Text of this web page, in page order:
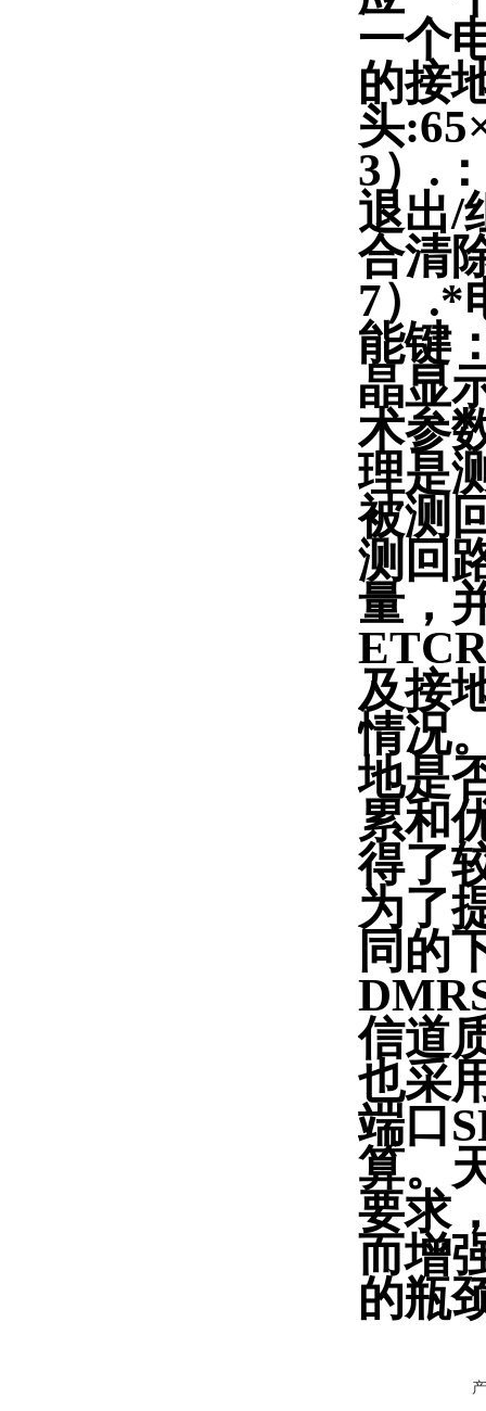
一个
的接
头
3）.
退出/
合清
7）.*
能键
晶显
术参
理是
被测
测回
量，
及接
情况
地是
累和
得了
为了
同的
信道
也采
端口
算。
要求
而增
的瓶